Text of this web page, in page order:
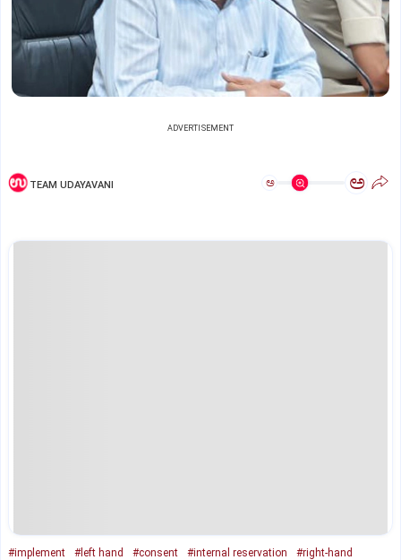
ADVERTISEMENT
TEAM UDAYAVANI ಅ ಅ
#implement #left hand #consent #internal reservation #right-hand